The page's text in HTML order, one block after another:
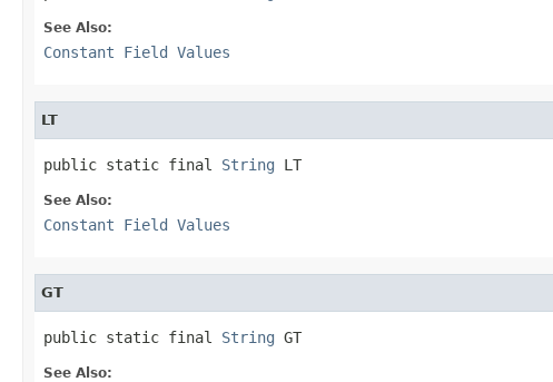
See Also:
Constant Field Values
LT
public static final String LT
See Also:
Constant Field Values
GT
public static final String GT
See Also: